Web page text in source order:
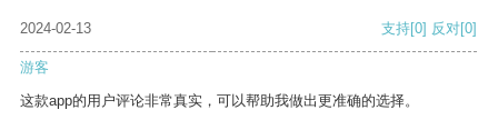
2024-02-13 支持[0] 反对[0]
游客
这款app的用户评论非常真实，可以帮助我做出更准确的选择。